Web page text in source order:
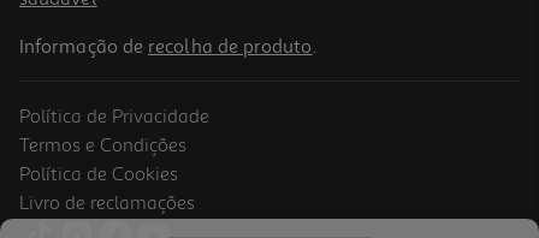
-10%
Informação de recolha de produto.
Política de Privacidade
Termos e Condições
Política de Cookies
Livro de reclamações